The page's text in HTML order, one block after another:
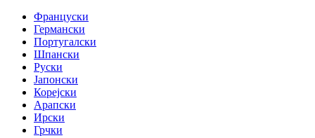
Француски
Германски
Португалски
Шпански
Руски
Јапонски
Корејски
Арапски
Ирски
Грчки